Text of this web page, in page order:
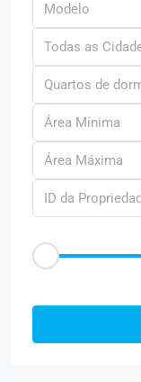
Modelo
Todas as
Quartos de